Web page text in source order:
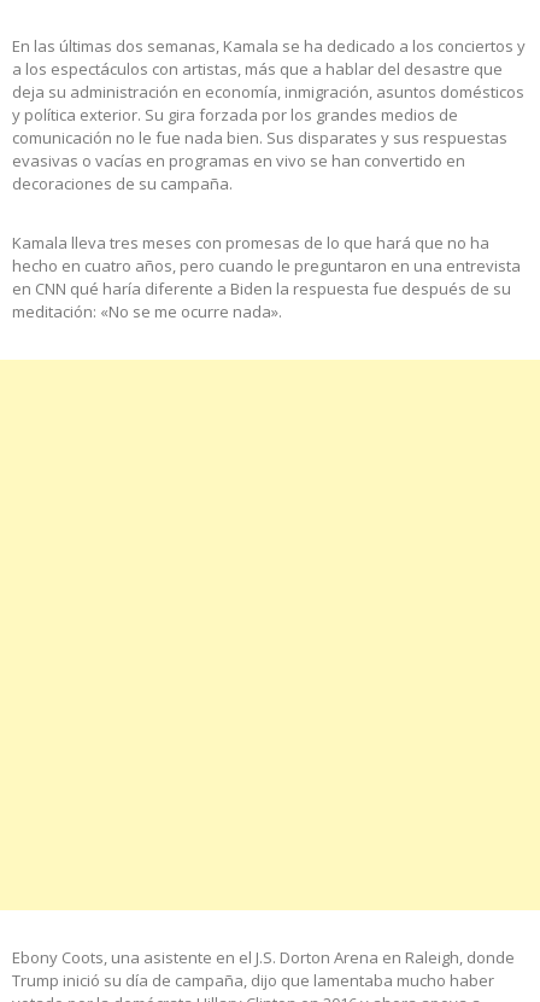
En las últimas dos semanas, Kamala se ha dedicado a los conciertos y
a los espectáculos con artistas, más que a hablar del desastre que
deja su administración en economía, inmigración, asuntos domésticos
y política exterior. Su gira forzada por los grandes medios de
comunicación no le fue nada bien. Sus disparates y sus respuestas
evasivas o vacías en programas en vivo se han convertido en
decoraciones de su campaña.
Kamala lleva tres meses con promesas de lo que hará que no ha
hecho en cuatro años, pero cuando le preguntaron en una entrevista
en CNN qué haría diferente a Biden la respuesta fue después de su
meditación: «No se me ocurre nada».
Ebony Coots, una asistente en el J.S. Dorton Arena en Raleigh, donde
Trump inició su día de campaña, dijo que lamentaba mucho haber